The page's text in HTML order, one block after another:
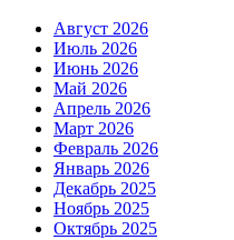
Август 2026
Июль 2026
Июнь 2026
Май 2026
Апрель 2026
Март 2026
Февраль 2026
Январь 2026
Декабрь 2025
Ноябрь 2025
Октябрь 2025